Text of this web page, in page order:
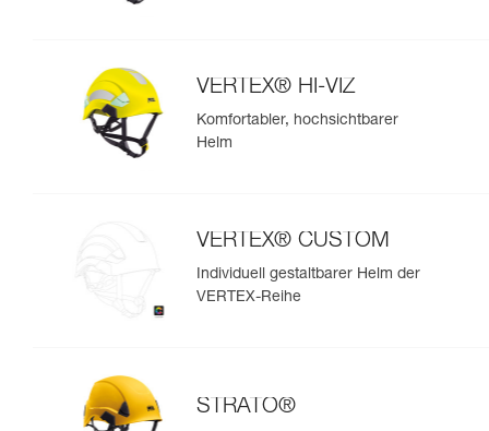
VERTEX® HI-VIZ
Komfortabler, hochsichtbarer
Helm
VERTEX® CUSTOM
Individuell gestaltbarer Helm der
VERTEX-Reihe
STRATO®